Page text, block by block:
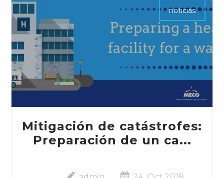
noticias
Mitigación de catástrofes:
Preparación de un ca...